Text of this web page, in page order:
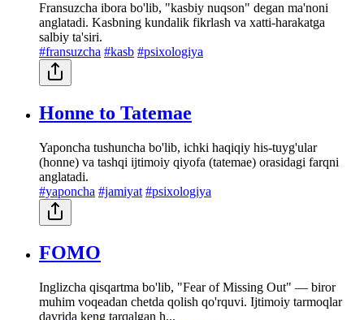
Fransuzcha ibora bo'lib, "kasbiy nuqson" degan ma'noni
anglatadi. Kasbning kundalik fikrlash va xatti-harakatga
salbiy ta'siri.
#fransuzcha #kasb #psixologiya
Honne to Tatemae
Yaponcha tushuncha bo'lib, ichki haqiqiy his-tuyg'ular
(honne) va tashqi ijtimoiy qiyofa (tatemae) orasidagi farqni
anglatadi.
#yaponcha #jamiyat #psixologiya
FOMO
Inglizcha qisqartma bo'lib, "Fear of Missing Out" — biror
muhim voqeadan chetda qolish qo'rquvi. Ijtimoiy tarmoqlar
davrida keng tarqalgan h...